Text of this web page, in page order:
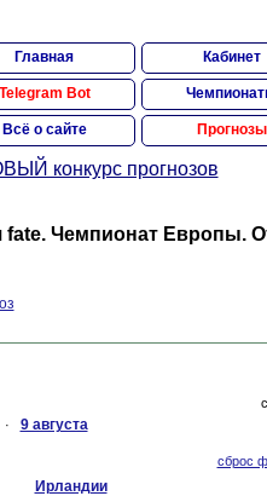
Главная Кабинет
Telegram Bot
Всё о сайте Прогнозы
конкурс прогнозов
fate. Чемпионат Европы.
· 9 августа
сброс
Ирландии